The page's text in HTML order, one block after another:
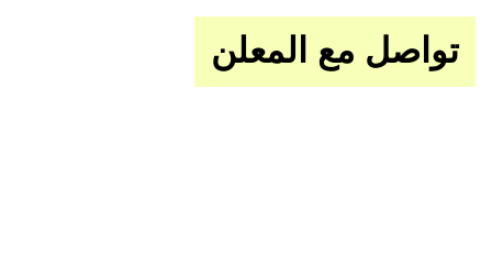
تواصل مع المعلن